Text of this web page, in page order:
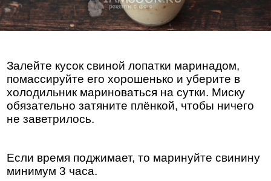
Залейте кусок свиной лопатки маринадом,
помассируйте его хорошенько и уберите в
холодильник мариноваться на сутки. Миску
обязательно затяните плёнкой, чтобы ничего
не заветрилось.
Если время поджимает, то маринуйте свинину
минимум 3 часа.